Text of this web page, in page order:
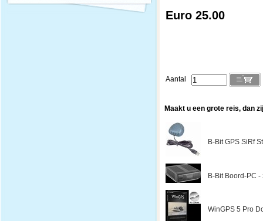
Euro 25.00
Aantal
Maakt u een grote reis, dan
B-Bit GPS SiRf
B-Bit Boord-PC
WinGPS 5 Pro